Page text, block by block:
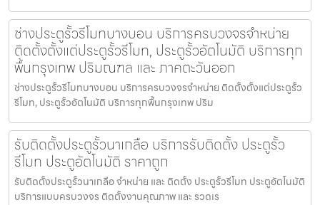
ช่างประตูรั้วรีโมทบางบอน บริการครบวงจรจำหน่าย
ติดตั้งตั้งแต่ประตูรั้วรีโมท, ประตูรั้วอัตโนมัติ บริการทุก
พื้นกรุงเทพ ปริมณฑล และ ภาคตะวันออก
ช่างประตูรั้วรีโมทบางบอน บริการครบวงจรจำหน่าย ติดตั้งตั้งแต่ประตูรั้ว
รีโมท, ประตูรั้วอัตโนมัติ บริการทุกพื้นกรุงเทพ ปริม
รับติดตั้งประตูรั้วนาเกลือ บริการรับติดตั้ง ประตูรั้ว
รีโมท ประตูอัตโนมัติ ราคาถูก
รับติดตั้งประตูรั้วนาเกลือ จำหน่าย และ ติดตั้ง ประตูรั้วรีโมท ประตูอัตโนมัติ
บริการแบบครบวงจร ติดตั้งงานคุณภาพ และ รวดเร